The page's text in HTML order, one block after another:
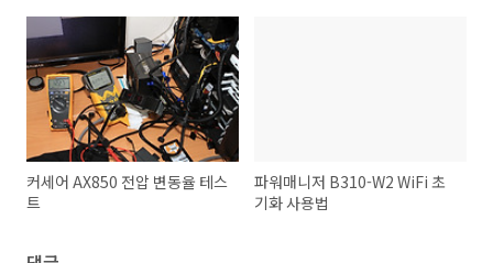
커세어 AX850 전압 변동율 테스
트
파워매니저 B310-W2 WiFi 초
기화 사용법